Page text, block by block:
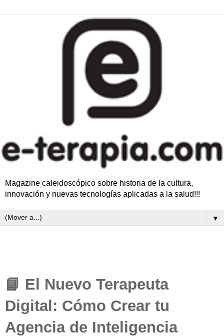
Magazine caleidoscópico sobre historia de la cultura,
innovación y nuevas tecnologías aplicadas a la salud!!!
▼
📘 El Nuevo Terapeuta
Digital: Cómo Crear tu
Agencia de Inteligencia